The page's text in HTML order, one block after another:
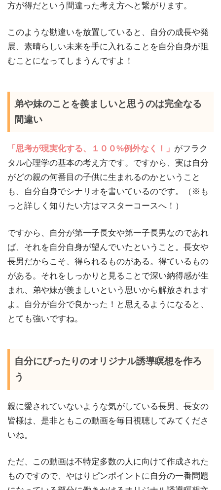
方が得だという間違った考え方へと繋がります。
このような勘違いを放置していると、自分の成長や発
展、素晴らしい未来を手に入れることを自分自身が阻
むことになってしまうんですよ！
弟や妹のことを羨ましいと思うのは完全なる
間違い
「思考が現実化する、１００%例外なく！」 がフラク
タル心理学の基本の考え方です。ですから、実は自分
がどの親の何番目の子供に生まれるのかということ
も、自分自身でシナリオを書いているのです。（※も
っと詳しく知りたい方はマスターコースへ！）
ですから、自分が第一子長女や第一子長男なのであれ
ば、それを自分自身が望んでいたということ。長女や
長男だからこそ、得られるものがある。得ているもの
がある。それをしっかりと見ることで深い納得感が生
まれ、弟や妹が羨ましいという思いから解放されます
よ。自分が自分で良かった！と思えるようになると、
とても強いですね。
自分にぴったりのオリジナル誘導瞑想を作ろ
う
親に愛されていないような気がしている長男、長女の
皆様は、是非ともこの動画を毎日視聴してみてくださ
いね。
ただ、この動画は不特定多数の人に向けて作成された
ものですので、やはりピンポイントに自分の一番問題